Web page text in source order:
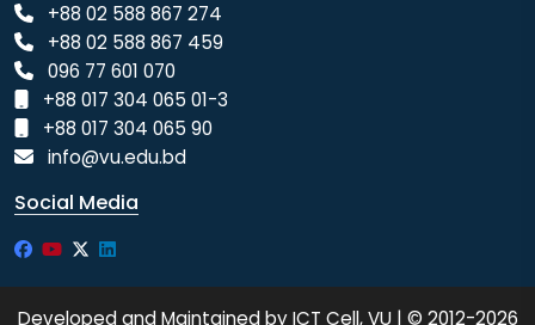
+88 02 588 867 274
+88 02 588 867 459
096 77 601 070
+88 017 304 065 01-3
+88 017 304 065 90
info@vu.edu.bd
Social Media
Developed and Maintained by ICT Cell, VU | © 2012-2026